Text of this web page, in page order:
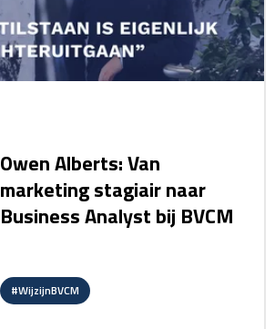
Owen Alberts: Van
marketing stagiair naar
Business Analyst bij BVCM
#WijzijnBVCM